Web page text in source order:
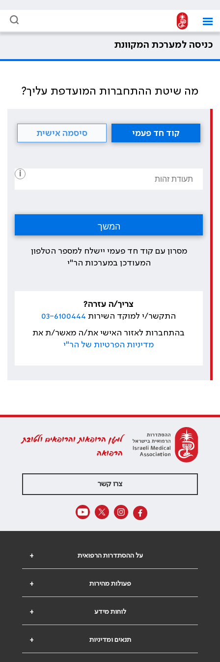
כניסה למערכת המקוונת
מה שיטת ההתחברות המועדפת עליך?
קוד חד פעמי סיסמה אישית
i
מסרון עם קוד חד פעמי יישלח למספר הטלפון
המעודכן במערכות הר"י
צריך/ה עזרה?
התקשר/י למוקד השירות 03-6100444
בהתחברות לאזור האישי את/ה מאשר/ת את
מדיניות הפרטיות של הר"י
למען הרופאות והרופאים ולטובת
הרפואה
צרו קשר
+ על ההסתדרות הרפואית
+ פעולות מהירות
+ לוחות מידע
+ תנאים ומדיניות